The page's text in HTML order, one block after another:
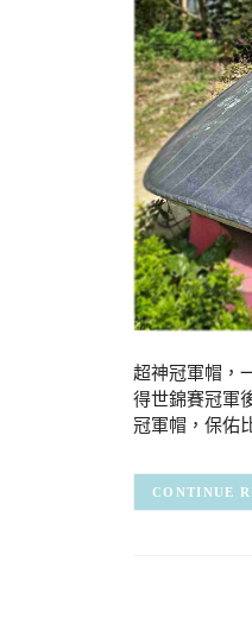
超神冠軍帽，
得世錦賽冠軍
冠軍帽，保佑
CONTINUE